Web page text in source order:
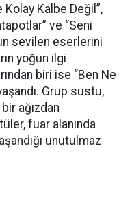
Kolay Kalbe Değil”,
ve “Seni
sevilen eserlerini
yoğun ilgi
biri ise “Ben Ne
Grup sustu,
ağızdan
fuar alanında
unutulmaz